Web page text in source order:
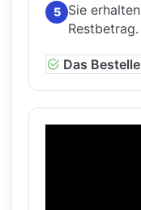
5
Sie
Restbetrag.
Das